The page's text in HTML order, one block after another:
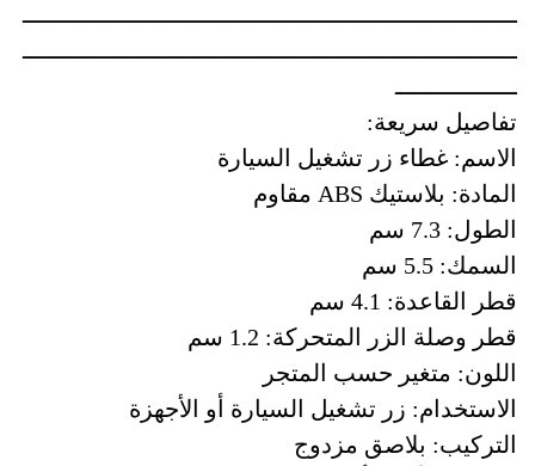
ـــــــــــــــــــــــــــــــــــــــــــــــــــــــــــــــــــــ
ـــــــــــــــــــــــــــــــــــــــــــــــــــــــــــــــــــــ
ـــــــــــــــــ
تفاصيل سريعة:
الاسم: غطاء زر تشغيل السيارة
المادة: بلاستيك ABS مقاوم
الطول: 7.3 سم
السمك: 5.5 سم
قطر القاعدة: 4.1 سم
قطر وصلة الزر المتحركة: 1.2 سم
اللون: متغير حسب المتجر
الاستخدام: زر تشغيل السيارة أو الأجهزة
التركيب: بلاصق مزدوج